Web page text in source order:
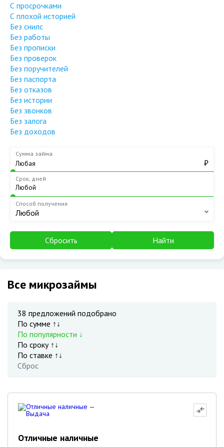
С просрочками
С плохой историей
Без снилс
Без работы
Без прописки
Без проверок
Без поручителей
Без паспорта
Без отказов
Без истории
Без звонков
Без залога
Без доходов
Сумма займа
₽
Срок, дней
Способ получения
Любой
Сбросить Найти
Все микрозаймы
38 предложений подобрано
По сумме ↑↓
По популярности ↓
По сроку ↑↓
По ставке ↑↓
Сброс
Отличные наличные